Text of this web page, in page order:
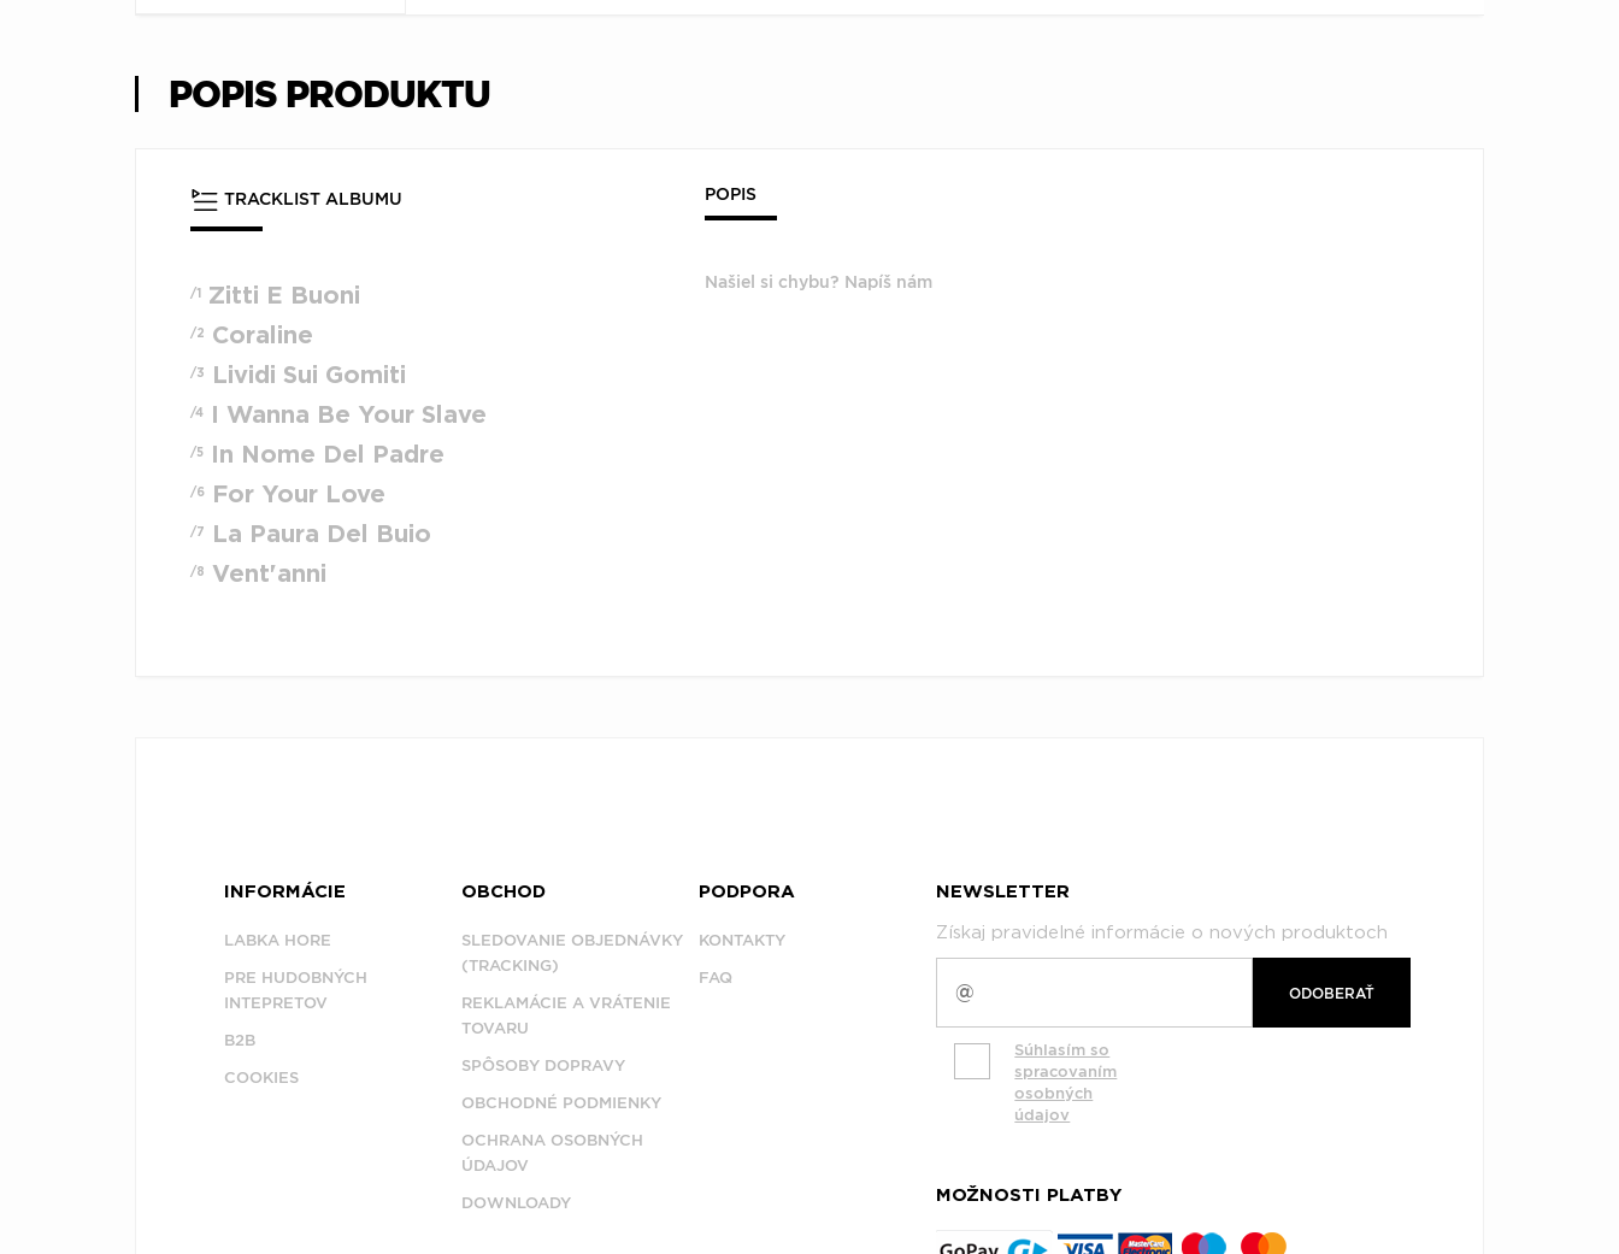
POPIS PRODUKTU
TRACKLIST ALBUMU
/1 Zitti E Buoni
/2 Coraline
/3 Lividi Sui Gomiti
/4 I Wanna Be Your Slave
/5 In Nome Del Padre
/6 For Your Love
/7 La Paura Del Buio
/8 Vent'anni
POPIS
Našiel si chybu? Napíš nám
INFORMÁCIE
LABKA HORE
PRE HUDOBNÝCH
INTEPRETOV
B2B
COOKIES
OBCHOD
SLEDOVANIE OBJEDNÁVKY
(TRACKING)
REKLAMÁCIE A VRÁTENIE
TOVARU
SPÔSOBY DOPRAVY
OBCHODNÉ PODMIENKY
OCHRANA OSOBNÝCH
ÚDAJOV
DOWNLOADY
PODPORA
KONTAKTY
FAQ
NEWSLETTER
Získaj pravidelné informácie o nových produktoch
ODOBERAŤ
Súhlasím so
spracovaním
osobných
údajov
MOŽNOSTI PLATBY